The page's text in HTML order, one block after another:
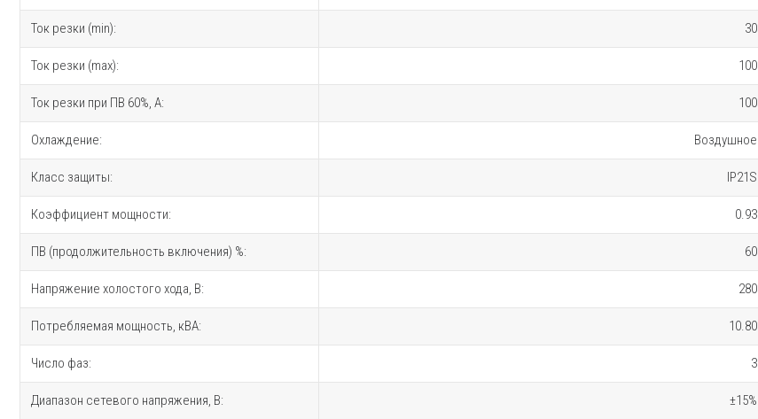
Ток резки (min): 30
Ток резки (max): 100
Ток резки при ПВ 60%, A: 100
Охлаждение: Воздушное
Класс защиты: IP21S
Коэффициент мощности: 0.93
ПВ (продолжительность включения) %: 60
Напряжение холостого хода, В: 280
Потребляемая мощность, кВА: 10.80
Число фаз: 3
Диапазон сетевого напряжения, В: ±15%